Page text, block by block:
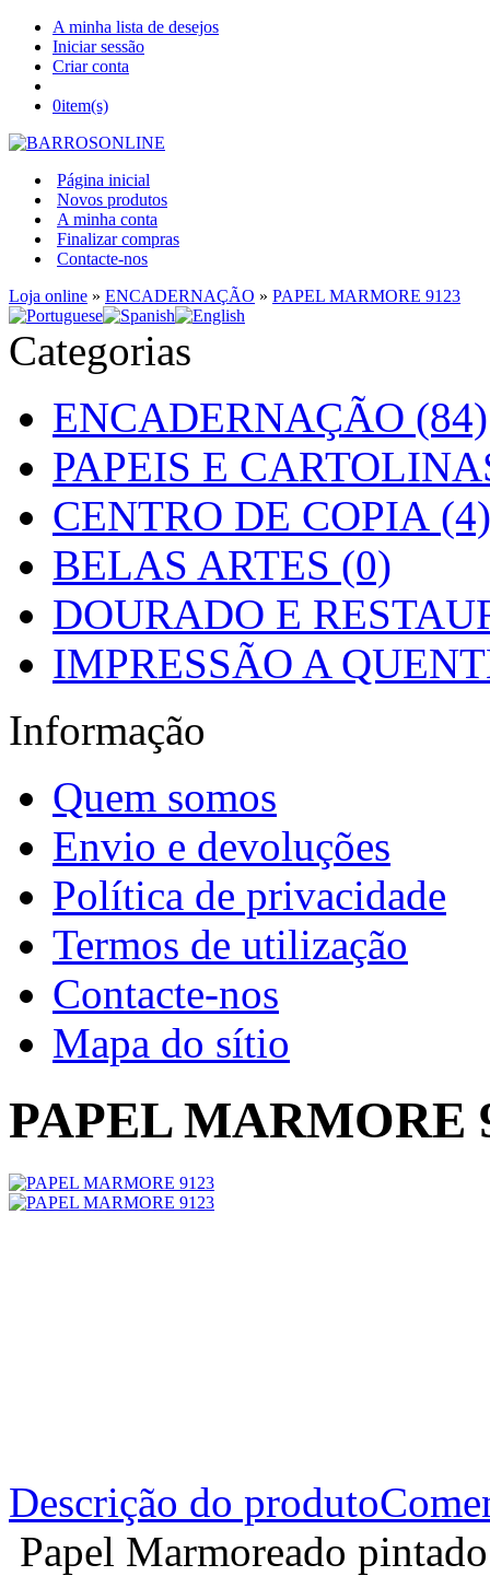
A minha lista de desejos
Iniciar sessão
Criar conta
0item(s)
Página inicial
Novos produtos
A minha conta
Finalizar compras
Contacte-nos
Loja online » ENCADERNAÇÃO » PAPEL MARMORE 9123
Categorias
ENCADERNAÇÃO (84)
PAPEIS E
CENTRO DE COPIA (4)
BELAS ARTES (0)
DOURADO E
IMPRESSÃO A
Informação
Quem somos
Envio e devoluções
Política de privacidade
Termos de utilização
Contacte-nos
Mapa do sítio
PAPEL MARMORE
Descrição do produto
Papel Marmoreado